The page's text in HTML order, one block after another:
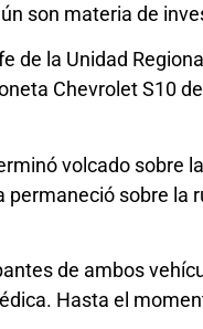
son materia de
de la Unidad
Chevrolet S10
volcado
sobre
de ambos
Hasta el